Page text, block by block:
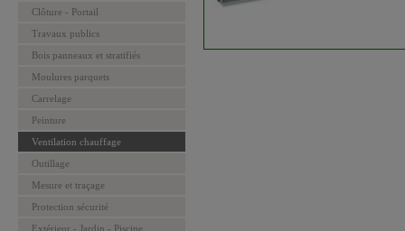
Clôture - Portail
Travaux publics
Bois panneaux et stratifiés
Moulures parquets
Carrelage
Peinture
Ventilation chauffage
Outillage
Mesure et traçage
Protection sécurité
Extérieur - Jardin - Piscine